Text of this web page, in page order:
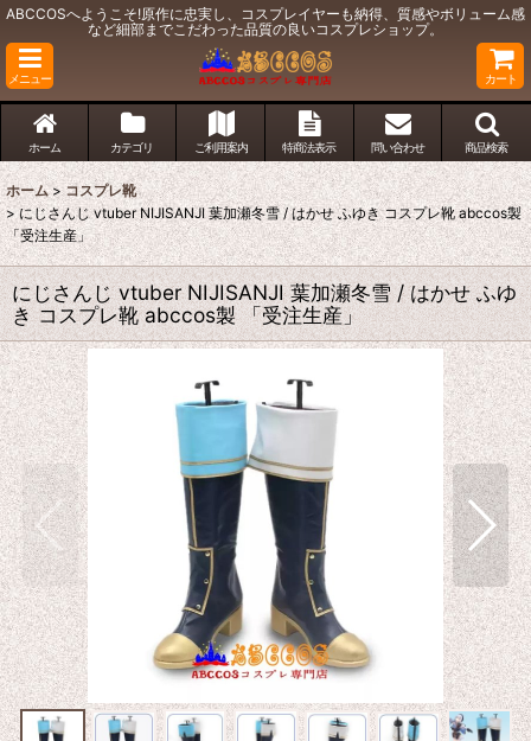
ABCCOSへようこそ!原作に忠実し、コスプレイヤーも納得、質感やボリューム感
など細部までこだわった品質の良いコスプレショップ。
メニュー カート
ホーム カテゴリ ご利用案内 特商法表示 問い合わせ 商品検索
ホーム > コスプレ靴
> にじさんじ vtuber NIJISANJI 葉加瀬冬雪 / はかせ ふゆき コスプレ靴 abccos製
「受注生産」
にじさんじ vtuber NIJISANJI 葉加瀬冬雪 / はかせ ふゆ
き コスプレ靴 abccos製 「受注生産」